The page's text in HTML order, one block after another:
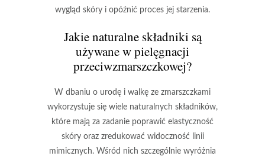
wygląd skóry i opóźnić proces jej starzenia.
Jakie naturalne składniki są
używane w pielęgnacji
przeciwzmarszczkowej?
W dbaniu o urodę i walkę ze zmarszczkami
wykorzystuje się wiele naturalnych składników,
które mają za zadanie poprawić elastyczność
skóry oraz zredukować widoczność linii
mimicznych. Wśród nich szczególnie wyróżnia